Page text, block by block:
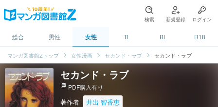
検索 新規登録 ログイン
総合 男性 女性 TL BL R18
マンガ図書館Zトップ 女性漫画 セカンド・ラブ セカンド・ラブ
セカンド・ラブ
picture_as_pdf PDF購入有り
著作者 井出 智香恵